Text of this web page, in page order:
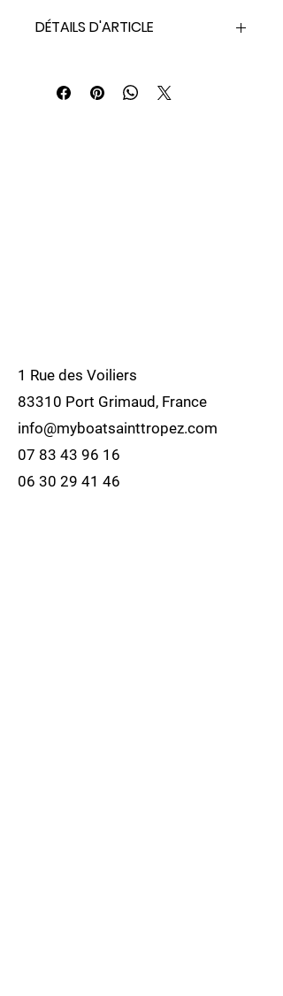
DÉTAILS D'ARTICLE
1 Rue des Voiliers
83310 Port Grimaud, France
info@myboatsainttropez.com
07 83 43 96 16
06 30 29 41 46